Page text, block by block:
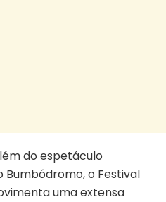
do espetáculo
o Festival
uma extensa